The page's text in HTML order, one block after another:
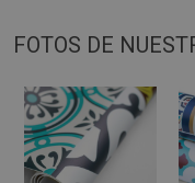
FOTOS DE